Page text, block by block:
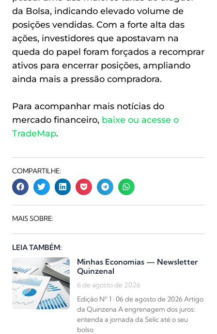
da Bolsa, indicando elevado volume de
posições vendidas. Com a forte alta das
ações, investidores que apostavam na
queda do papel foram forçados a recomprar
ativos para encerrar posições, ampliando
ainda mais a pressão compradora.
Para acompanhar mais notícias do
mercado financeiro, baixe ou acesse o
TradeMap.
COMPARTILHE:
MAIS SOBRE:
LEIA TAMBÉM:
Minhas Economias — Newsletter
Quinzenal
6 de agosto de 2026
Edição Nº 1 · 06 de agosto de 2026 Artigo
da Quinzena A engrenagem dos juros:
entenda a jornada da Selic até o seu
bolso